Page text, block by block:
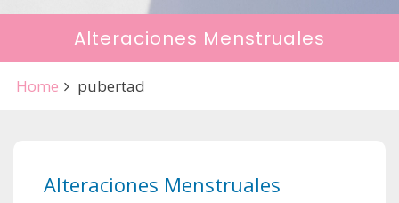
Alteraciones Menstruales
Home pubertad
Alteraciones Menstruales